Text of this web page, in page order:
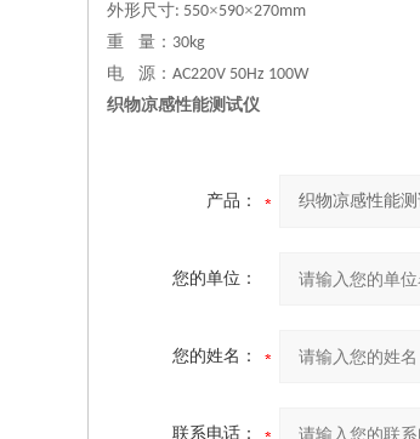
外形尺寸: 550×590×270mm
重
量： 30kg
电
源： AC220V 50Hz 100W
织物凉感性能测试仪
产品：
您的单位：
您的姓名：
联系电话：